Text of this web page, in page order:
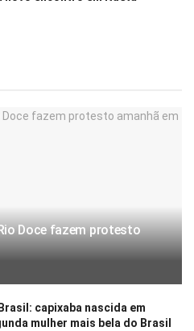
Doce fazem protesto
capixaba nascida em
mulher mais bela do Brasil